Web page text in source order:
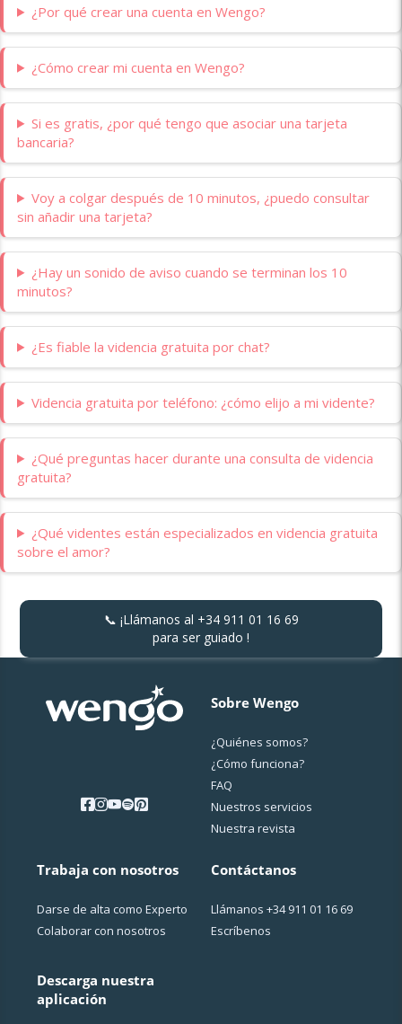
¿Por qué crear una cuenta en Wengo?
¿Cómo crear mi cuenta en Wengo?
Si es gratis, ¿por qué tengo que asociar una tarjeta
bancaria?
Voy a colgar después de 10 minutos, ¿puedo consultar
sin añadir una tarjeta?
¿Hay un sonido de aviso cuando se terminan los 10
minutos?
¿Es fiable la videncia gratuita por chat?
Videncia gratuita por teléfono: ¿cómo elijo a mi vidente?
¿Qué preguntas hacer durante una consulta de videncia
gratuita?
¿Qué videntes están especializados en videncia gratuita
sobre el amor?
📞 ¡Llámanos al +34 911 01 16 69
para ser guiado !
Sobre Wengo
¿Quiénes somos?
¿Cо́mo funciona?
FAQ
Nuestros servicios
Nuestra revista
Trabaja con nosotros
Darse de alta como Experto
Colaborar con nosotros
Descarga nuestra
aplicación
Contáctanos
Llámanos +34 911 01 16 69
Escríbenos